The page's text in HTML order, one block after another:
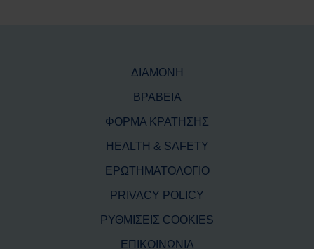
ΔΙΑΜΟΝΗ
ΒΡΑΒΕΙΑ
ΦΟΡΜΑ ΚΡΑΤΗΣΗΣ
HEALTH & SAFETY
ΕΡΩΤΗΜΑΤΟΛΟΓΙΟ
PRIVACY POLICY
ΡΥΘΜΙΣΕΙΣ COOKIES
ΕΠΙΚΟΙΝΩΝΙΑ